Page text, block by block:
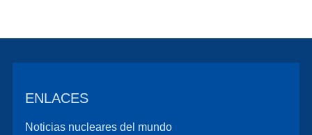
ENLACES
Noticias nucleares del mundo